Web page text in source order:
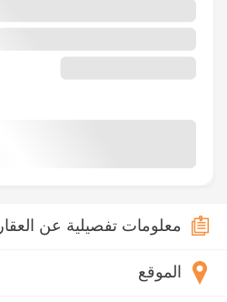
معلومات تفصيلية عن العقار
الموقع